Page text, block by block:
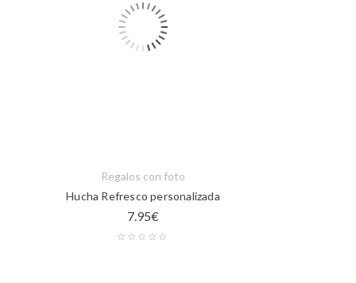
Regalos con foto
Hucha Refresco personalizada
7.95€